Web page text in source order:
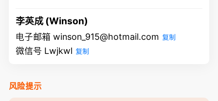
李英成 (Winson)
电子邮箱 winson_915@hotmail.com 复制
微信号 Lwjkwl 复制
风险提示